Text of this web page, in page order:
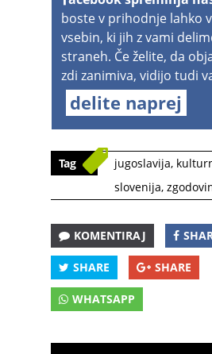
boste v prihodnje lahko
vsebin, ki jih z vami
straneh. Če želite, da
zdi zanimiva, vidijo tudi
delite naprej
Tag jugoslavija,
slovenija,
KOMENTIRAJ
SHARE SHARE
WHATSAPP